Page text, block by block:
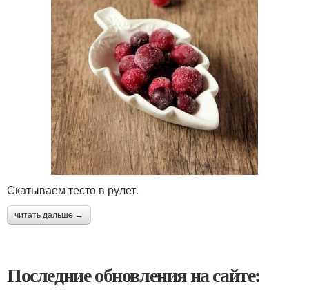
Скатываем тесто в рулет.
читать дальше →
Последние обновления на сайте: